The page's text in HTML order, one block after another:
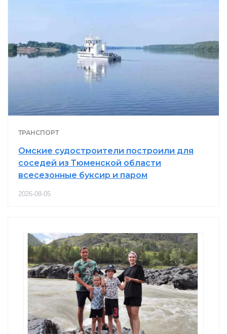
ТРАНСПОРТ
Омские судостроители построили для
соседей из Тюменской области
всесезонные буксир и паром
2026-08-05